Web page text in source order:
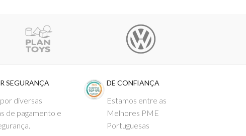
SEGURANÇA
diversas
de pagamento e
DE CONFIANÇA
Estamos entre as
Melhores PME
Portuguesas